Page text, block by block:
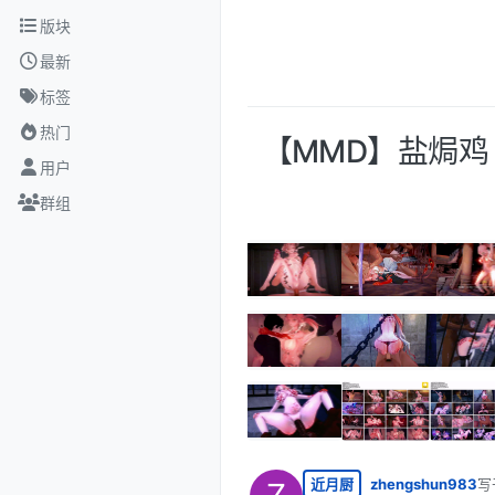
跳转至内容
版块
最新
标签
热门
用户
群组
【MMD】盐焗
近月厨 zhengshun983